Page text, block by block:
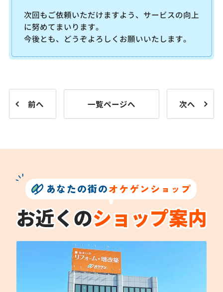
次回もご依頼いただけますよう、サービスの向上
に努めてまいります。
今後とも、どうぞよろしくお願いいたします。
前へ 一覧ページへ 次へ
あなたの街のオケゲンショップ